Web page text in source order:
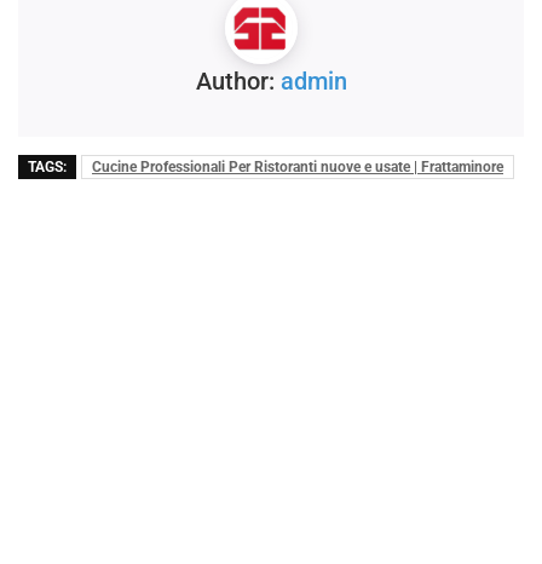
Author: admin
TAGS: Cucine Professionali Per Ristoranti nuove e usate | Frattaminore